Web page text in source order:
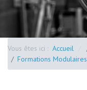
Vous êtes ici : Accueil
Formations Modulaires